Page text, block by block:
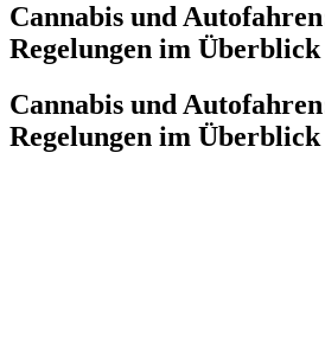
Cannabis und
Regelungen im Überblick
Cannabis und
Regelungen im Überblick